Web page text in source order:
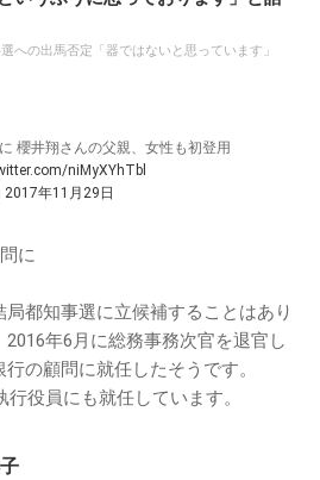
への出馬否定「器ではないと思っています」
櫻井翔さんの父親、女性も初登用
niMyXYhTbl
2017年11月29日
に
都知事選に立候補することはあり
年6月に総務事務次官を退官し
の顧問に就任したそうです。
役員にも就任しています。